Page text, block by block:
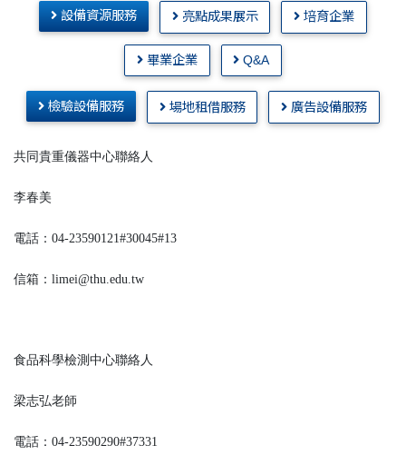
設備資源服務 亮點成果展示 培育企業
畢業企業 Q&A
檢驗設備服務 場地租借服務 廣告設備服務
共同貴重儀器中心聯絡人
李春美
電話：04-23590121#30045#13
信箱：limei@thu.edu.tw
食品科學檢測中心聯絡人
梁志弘老師
電話：04-23590290#37331